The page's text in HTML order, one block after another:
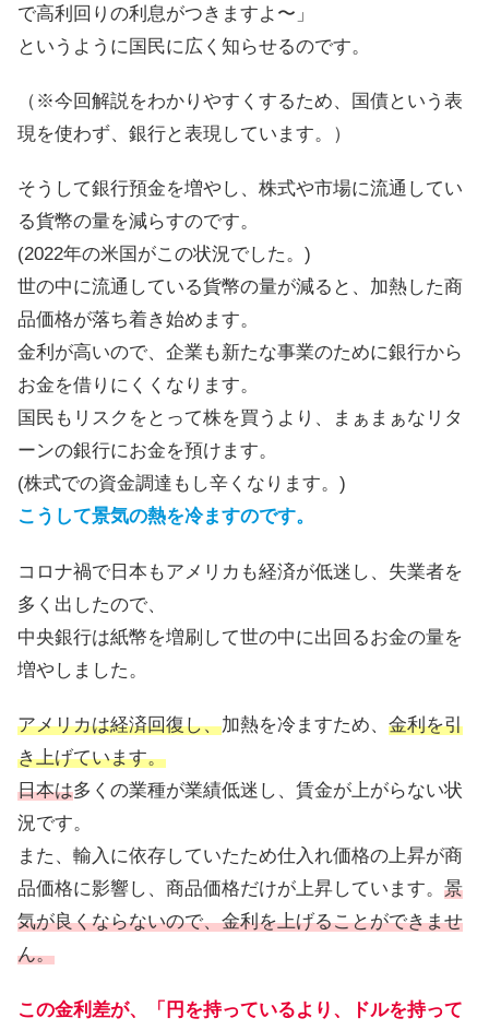
で高利回りの利息がつきますよ〜」
というように国民に広く知らせるのです。
（※今回解説をわかりやすくするため、国債という表
現を使わず、銀行と表現しています。）
そうして銀行預金を増やし、株式や市場に流通してい
る貨幣の量を減らすのです。
(2022年の米国がこの状況でした。)
世の中に流通している貨幣の量が減ると、加熱した商
品価格が落ち着き始めます。
金利が高いので、企業も新たな事業のために銀行から
お金を借りにくくなります。
国民もリスクをとって株を買うより、まぁまぁなリタ
ーンの銀行にお金を預けます。
(株式での資金調達もし辛くなります。)
こうして景気の熱を冷ますのです。
コロナ禍で日本もアメリカも経済が低迷し、失業者を
多く出したので、
中央銀行は紙幣を増刷して世の中に出回るお金の量を
増やしました。
アメリカは経済回復し、加熱を冷ますため、 金利を引
き上げています。
日本は多くの業種が業績低迷し、賃金が上がらない状
況です。
また、輸入に依存していたため仕入れ価格の上昇が商
品価格に影響し、商品価格だけが上昇しています。 景
気が良くならないので、金利を上げることができませ
ん。
この金利差が、「円を持っているより、ドルを持って